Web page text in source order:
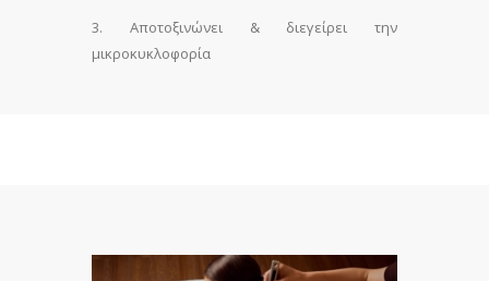
3. Αποτοξινώνει & διεγείρει την
µικροκυκλοφορία